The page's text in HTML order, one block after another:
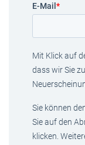
E-Mail *
Mit Klick auf
dass wir Sie
Sie können
Sie auf den
klicken.